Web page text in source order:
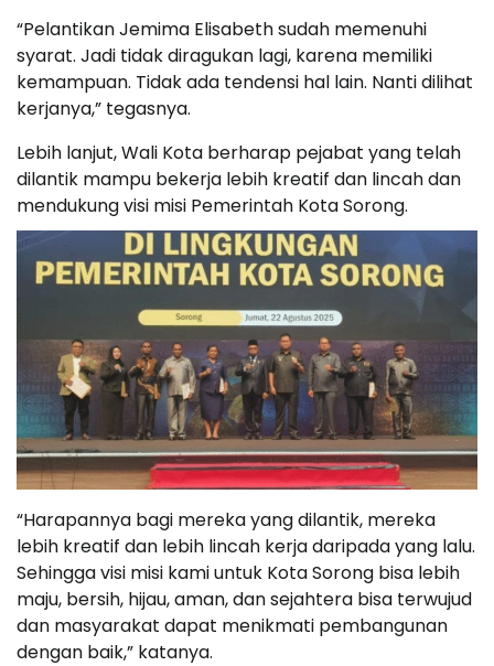
“Pelantikan Jemima Elisabeth sudah memenuhi
syarat. Jadi tidak diragukan lagi, karena memiliki
kemampuan. Tidak ada tendensi hal lain. Nanti dilihat
kerjanya,” tegasnya.
Lebih lanjut, Wali Kota berharap pejabat yang telah
dilantik mampu bekerja lebih kreatif dan lincah dan
mendukung visi misi Pemerintah Kota Sorong.
“Harapannya bagi mereka yang dilantik, mereka
lebih kreatif dan lebih lincah kerja daripada yang lalu.
Sehingga visi misi kami untuk Kota Sorong bisa lebih
maju, bersih, hijau, aman, dan sejahtera bisa terwujud
dan masyarakat dapat menikmati pembangunan
dengan baik,” katanya.